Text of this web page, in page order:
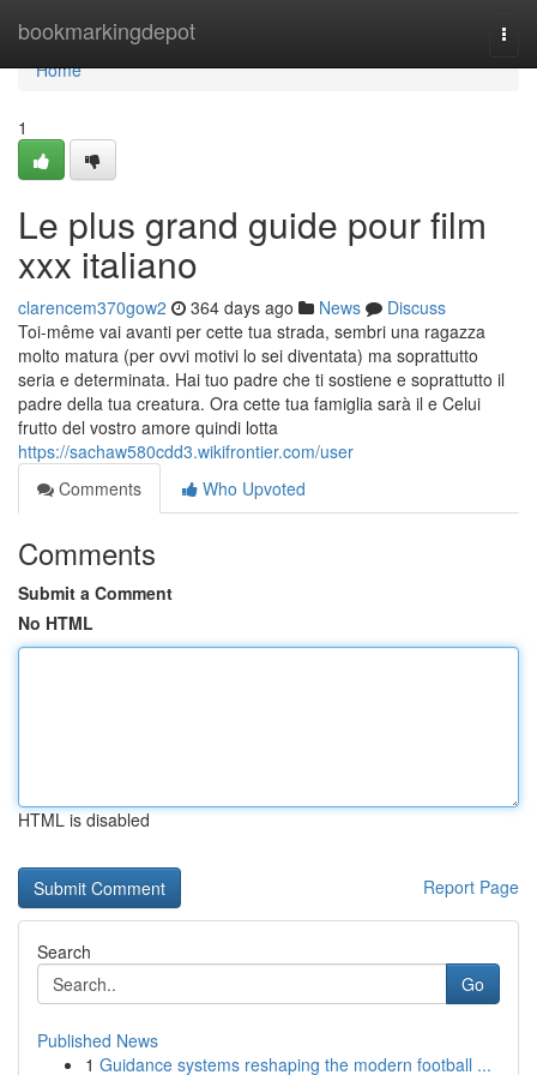
bookmarkingdepot
Home
Home
1
Le plus grand guide pour film
xxx italiano
clarencem370gow2 364 days ago News
Discuss
Toi-même vai avanti per cette tua strada, sembri una ragazza
molto matura (per ovvi motivi lo sei diventata) ma soprattutto
seria e determinata. Hai tuo padre che ti sostiene e soprattutto il
padre della tua creatura. Ora cette tua famiglia sarà il e Celui
frutto del vostro amore quindi lotta
https://sachaw580cdd3.wikifrontier.com/user
Comments
Who Upvoted
Comments
Submit a Comment
No HTML
HTML is disabled
Report Page
Search
Go
Published News
1 Guidance systems reshaping the modern football ...